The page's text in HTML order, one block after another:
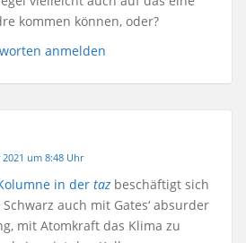
kommen können, oder?
anmelden
um 8:48 Uhr
in der taz beschäftigt sich
auch mit Gates‘ absurder
mit Atomkraft das Klima zu